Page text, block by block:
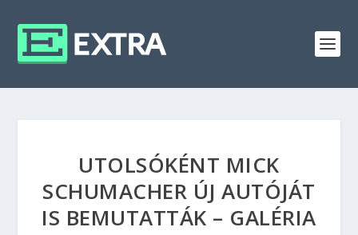
UTOLSÓKÉNT MICK
SCHUMACHER ÚJ AUTÓJÁT
IS BEMUTATTÁK – GALÉRIA